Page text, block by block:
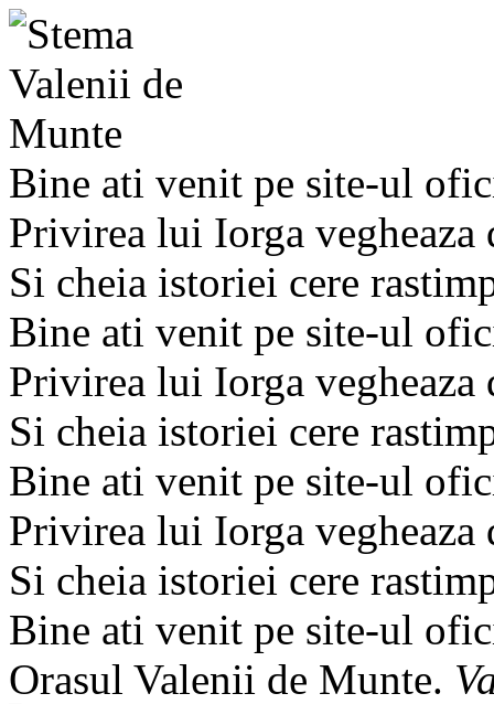
Bine ati venit pe site-ul
Privirea lui Iorga
Si cheia istoriei cere
Bine ati venit pe site-ul
Privirea lui Iorga
Si cheia istoriei cere
Bine ati venit pe site-ul
Privirea lui Iorga
Si cheia istoriei cere
Bine ati venit pe site-ul
Orasul Valenii de Munte.